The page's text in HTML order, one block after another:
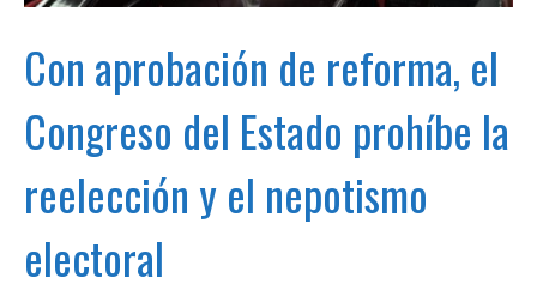
Con aprobación de reforma, el
Congreso del Estado prohíbe la
reelección y el nepotismo
electoral